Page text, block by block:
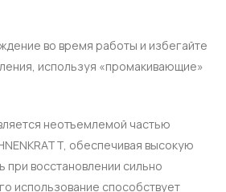
во время работы и избегайте
используя «промакивающие»
неотъемлемой частью
обеспечивая высокую
при восстановлении сильно
использование способствует